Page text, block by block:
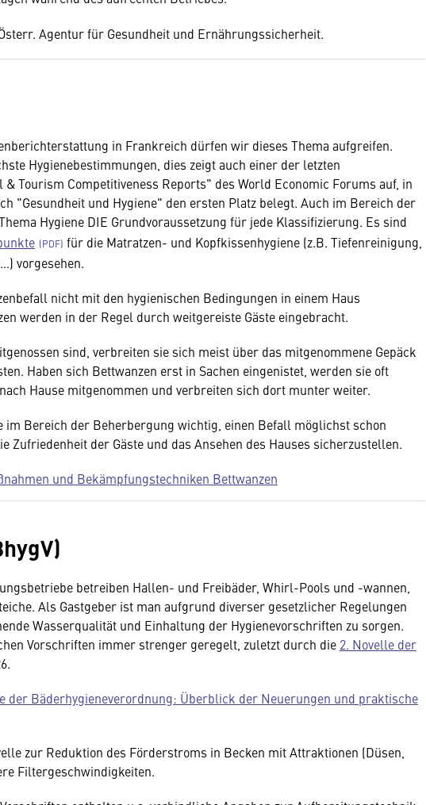
Agentur für Gesundheit und Ernährungssicherheit.
in Frankreich dürfen wir dieses Thema aufgreifen.
Hygienebestimmungen, dies zeigt auch einer der letzten
Tourism Competitiveness Reports" des World Economic Forums auf, in
"Gesundheit und Hygiene" den ersten Platz belegt. Auch im Bereich der
Hygiene DIE Grundvoraussetzung für jede Klassifizierung. Es sind
für die Matratzen- und Kopfkissenhygiene (z.B. Tiefenreinigung,
vorgesehen.
nicht mit den hygienischen Bedingungen in einem Haus
werden in der Regel durch weitgereiste Gäste eingebracht.
sind, verbreiten sie sich meist über das mitgenommene Gepäck
Haben sich Bettwanzen erst in Sachen eingenistet, werden sie oft
Hause mitgenommen und verbreiten sich dort munter weiter.
im Bereich der Beherbergung wichtig, einen Befall möglichst schon
Zufriedenheit der Gäste und das Ansehen des Hauses sicherzustellen.
und Bekämpfungstechniken Bettwanzen
betreiben Hallen- und Freibäder, Whirl-Pools und -wannen,
Als Gastgeber ist man aufgrund diverser gesetzlicher Regelungen
Wasserqualität und Einhaltung der Hygienevorschriften zu sorgen.
Vorschriften immer strenger geregelt, zuletzt durch die 2. Novelle der
der Bäderhygieneverordnung: Überblick der Neuerungen und praktische
zur Reduktion des Förderstroms in Becken mit Attraktionen (Düsen,
Filtergeschwindigkeiten.